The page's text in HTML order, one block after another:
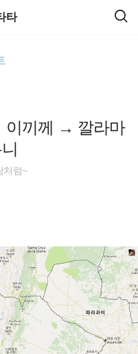
타
이끼께 → 깔라마
처럼~